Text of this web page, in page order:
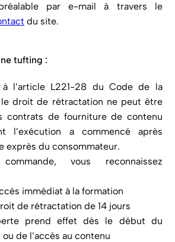
par e-mail à travers le
du site.
tufting :
à l’article L221-28 du Code de la
le droit de rétractation ne peut être
contrats de fourniture de contenu
l’exécution a commencé après
exprès du consommateur.
vous reconnaissez
immédiat à la formation
de rétractation de 14 jours
prend effet dès le début du
de l’accès au contenu